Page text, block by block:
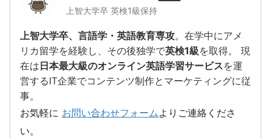
上智大学卒 英検1級保持
上智大学卒、言語学・英語教育専攻。在学中にアメ
リカ留学を経験し、その後独学で英検1級を取得。 現
在は 日本最大級のオンライン英語学習サービスを運
営するIT企業でコンテンツ制作とマーケティングに従
事。
お気軽に お問い合わせフォームよりご連絡くださ
い。